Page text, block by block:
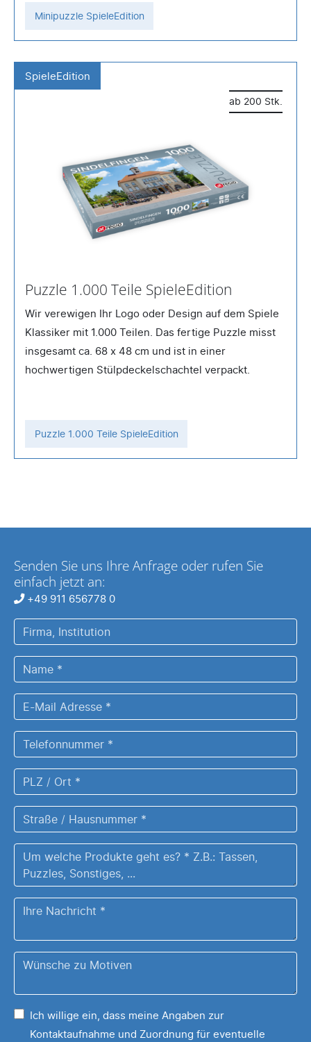
Minipuzzle SpieleEdition
SpieleEdition
ab 200 Stk.
Puzzle 1.000 Teile SpieleEdition
Wir verewigen Ihr Logo oder Design auf dem Spiele
Klassiker mit 1.000 Teilen. Das fertige Puzzle misst
insgesamt ca. 68 x 48 cm und ist in einer
hochwertigen Stülpdeckelschachtel verpackt.
Puzzle 1.000 Teile SpieleEdition
Senden Sie uns Ihre Anfrage oder rufen Sie
einfach jetzt an:
+49 911 656778 0
Firma,
Institution
Name
*
E-
Mail
Adresse
*
Telefonnummer
*
PLZ
/
Ort
*
Straße
/
Hausnummer
Um
welche
Produkte
geht
Tassen,
...
Ihre
*
Wünsche
Ihrem
MotivIch willige ein, dass meine Angaben zur
Kontaktaufnahme und Zuordnung für eventuelle